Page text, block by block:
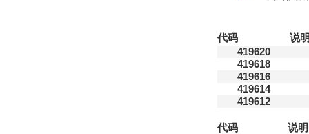
代码
说
419620
419618
419616
419614
419612
代码
说明